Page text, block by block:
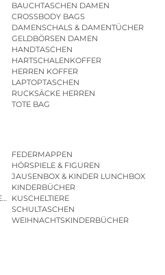
BAUCHTASCHEN DAMEN
CROSSBODY BAGS
DAMENSCHALS & DAMENTÜCHER
GELDBÖRSEN DAMEN
HANDTASCHEN
HARTSCHALENKOFFER
HERREN KOFFER
LAPTOPTASCHEN
RUCKSÄCKE HERREN
TOTE BAG
FEDERMAPPEN
HÖRSPIELE & FIGUREN
JAUSENBOX & KINDER LUNCHBOX
KINDERBÜCHER
| KINDERGARTENBEUTEL
KUSCHELTIERE
SCHULTASCHEN
WEIHNACHTSKINDERBÜCHER